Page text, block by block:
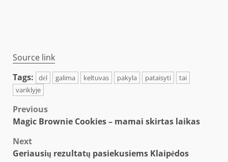
Source link
Tags:
dėl galima keltuvas pakyla pataisyti
tai
variklyje
Post
navigation
Previous
Magic Brownie Cookies – mamai skirtas laikas
Next
Geriausių rezultatų pasiekusiems Klaipėdos